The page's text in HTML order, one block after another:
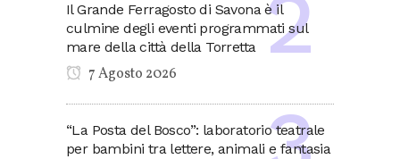
Il Grande Ferragosto di Savona è il
culmine degli eventi programmati sul
mare della città della Torretta
7 Agosto 2026
“La Posta del Bosco”: laboratorio teatrale
per bambini tra lettere, animali e fantasia